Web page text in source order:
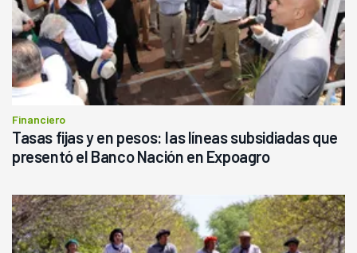
Financiero
Tasas fijas y en pesos: las líneas subsidiadas que
presentó el Banco Nación en Expoagro